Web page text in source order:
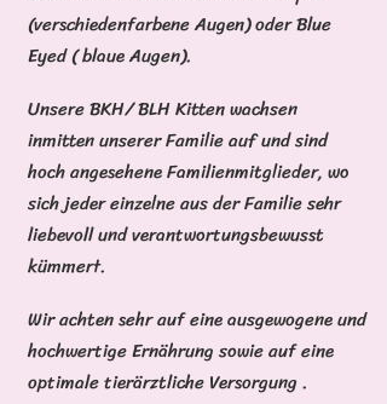
(verschiedenfarbene Augen) oder Blue
Eyed ( blaue Augen).
Unsere BKH/ BLH Kitten wachsen
inmitten unserer Familie auf und sind
hoch angesehene Familienmitglieder, wo
sich jeder einzelne aus der Familie sehr
liebevoll und verantwortungsbewusst
kümmert.
Wir achten sehr auf eine ausgewogene und
hochwertige Ernährung sowie auf eine
optimale tierärztliche Versorgung .